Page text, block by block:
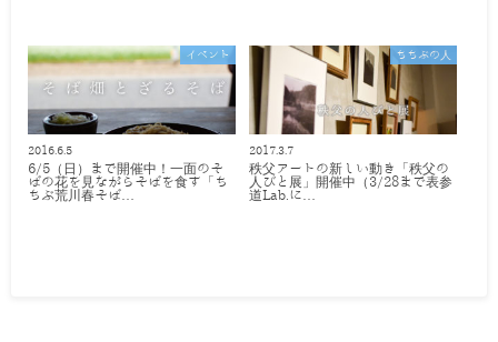
イベント
2016.6.5
6/5（日）まで開催中！一面のそ
ばの花を見ながらそばを食す「ち
ちぶ荒川春そば…
ちちぶの人
2017.3.7
秩父アートの新しい動き「秩父の
人びと展」開催中（3/28まで表参
道Lab.に…